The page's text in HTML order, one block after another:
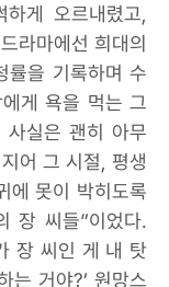
하게 오르내렸고,
라마에선 희대의
률을 기록하며 수
게 욕을 먹는 그
사실은 괜히 아무
어 그 시절, 평생
에 못이 박히도록
장 씨들”이었다.
장 씨인 게 내 탓
는 거야?’ 원망스